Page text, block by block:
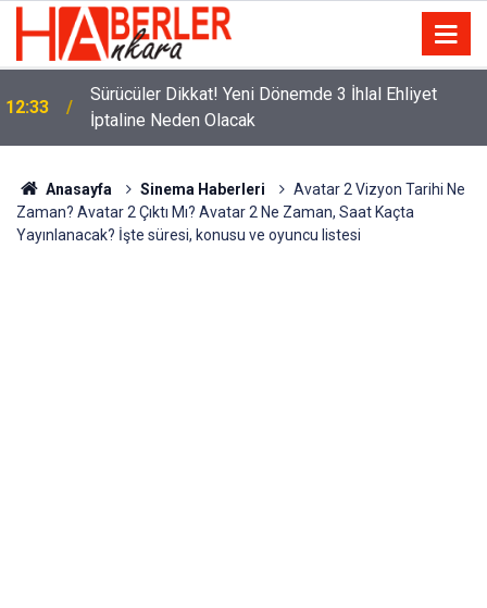
12:33
Sürücüler Dikkat! Yeni Dönemde 3 İhlal Ehliyet
İptaline Neden Olacak
Anasayfa Sinema Haberleri
Avatar 2 Vizyon Tarihi Ne
Zaman? Avatar 2 Çıktı Mı? Avatar 2 Ne Zaman, Saat Kaçta
Yayınlanacak? İşte süresi, konusu ve oyuncu listesi